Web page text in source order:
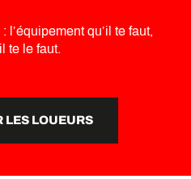
l’équipement qu’il te faut,
te le faut.
LES LOUEURS